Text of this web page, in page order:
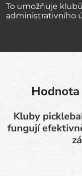
To umožňuje
administrativního
Kluby
fungují